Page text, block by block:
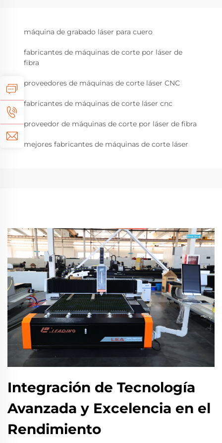
máquina de grabado láser para cuero
fabricantes de máquinas de corte por láser de
fibra
proveedores de máquinas de corte láser CNC
fabricantes de máquinas de corte láser cnc
proveedor de máquinas de corte por láser de fibra
mejores fabricantes de máquinas de corte láser
Integración de Tecnología
Avanzada y Excelencia en el
Rendimiento